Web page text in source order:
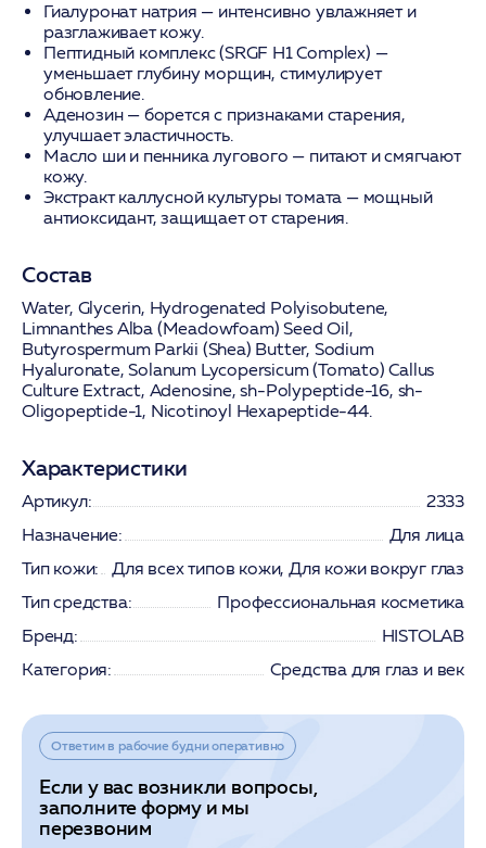
Гиалуронат натрия — интенсивно увлажняет и
разглаживает кожу.
Пептидный комплекс (SRGF H1 Complex) —
уменьшает глубину морщин, стимулирует
обновление.
Аденозин— борется с признаками старения,
улучшает эластичность.
Масло ши и пенника лугового — питают и смягчают
кожу.
Экстракт каллусной культуры томата — мощный
антиоксидант, защищает от старения.
Состав
Water, Glycerin, Hydrogenated Polyisobutene,
Limnanthes Alba (Meadowfoam) Seed Oil,
Butyrospermum Parkii (Shea) Butter, Sodium
Hyaluronate, Solanum Lycopersicum (Tomato) Callus
Culture Extract, Adenosine, sh-Polypeptide-16, sh-
Oligopeptide-1, Nicotinoyl Hexapeptide-44.
Характеристики
Артикул:
2333
Назначение:
Для лица
Тип кожи:
Для всех типов кожи, Для кожи вокруг глаз
Тип средства:
Профессиональная косметика
Бренд:
HISTOLAB
Категория:
Средства для глаз и век
Ответим в рабочие будни оперативно
Если у вас возникли вопросы,
заполните форму и мы
перезвоним